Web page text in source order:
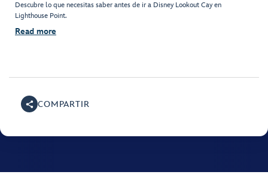
Descubre lo que necesitas saber antes de ir a Disney Lookout Cay en
Lighthouse Point.
Read more
COMPARTIR